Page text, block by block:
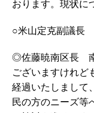
おります。現状に
○米山定克副議長
◎佐藤暁南区長
ございますけれど
経過いたしまして
民の方のニーズ等